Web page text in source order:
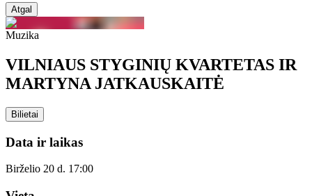
Atgal
Muzika
VILNIAUS STYGINIŲ KVARTETAS IR
MARTYNA JATKAUSKAITĖ
Bilietai
Data ir laikas
Birželio 20 d. 17:00